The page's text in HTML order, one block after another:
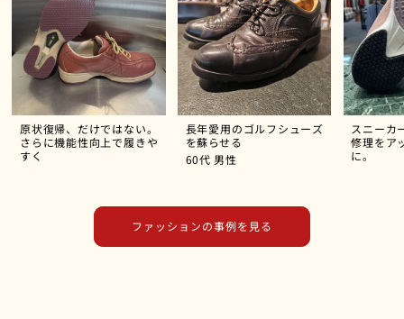
原状復帰、だけではない。
さらに機能性向上で履きや
すく
長年愛用のゴルフシューズ
を蘇らせる
60代 男性
スニーカ
修理をア
に。
ファッションの事例を見る